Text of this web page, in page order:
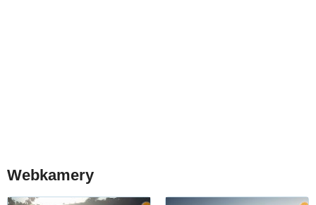
Webkamery